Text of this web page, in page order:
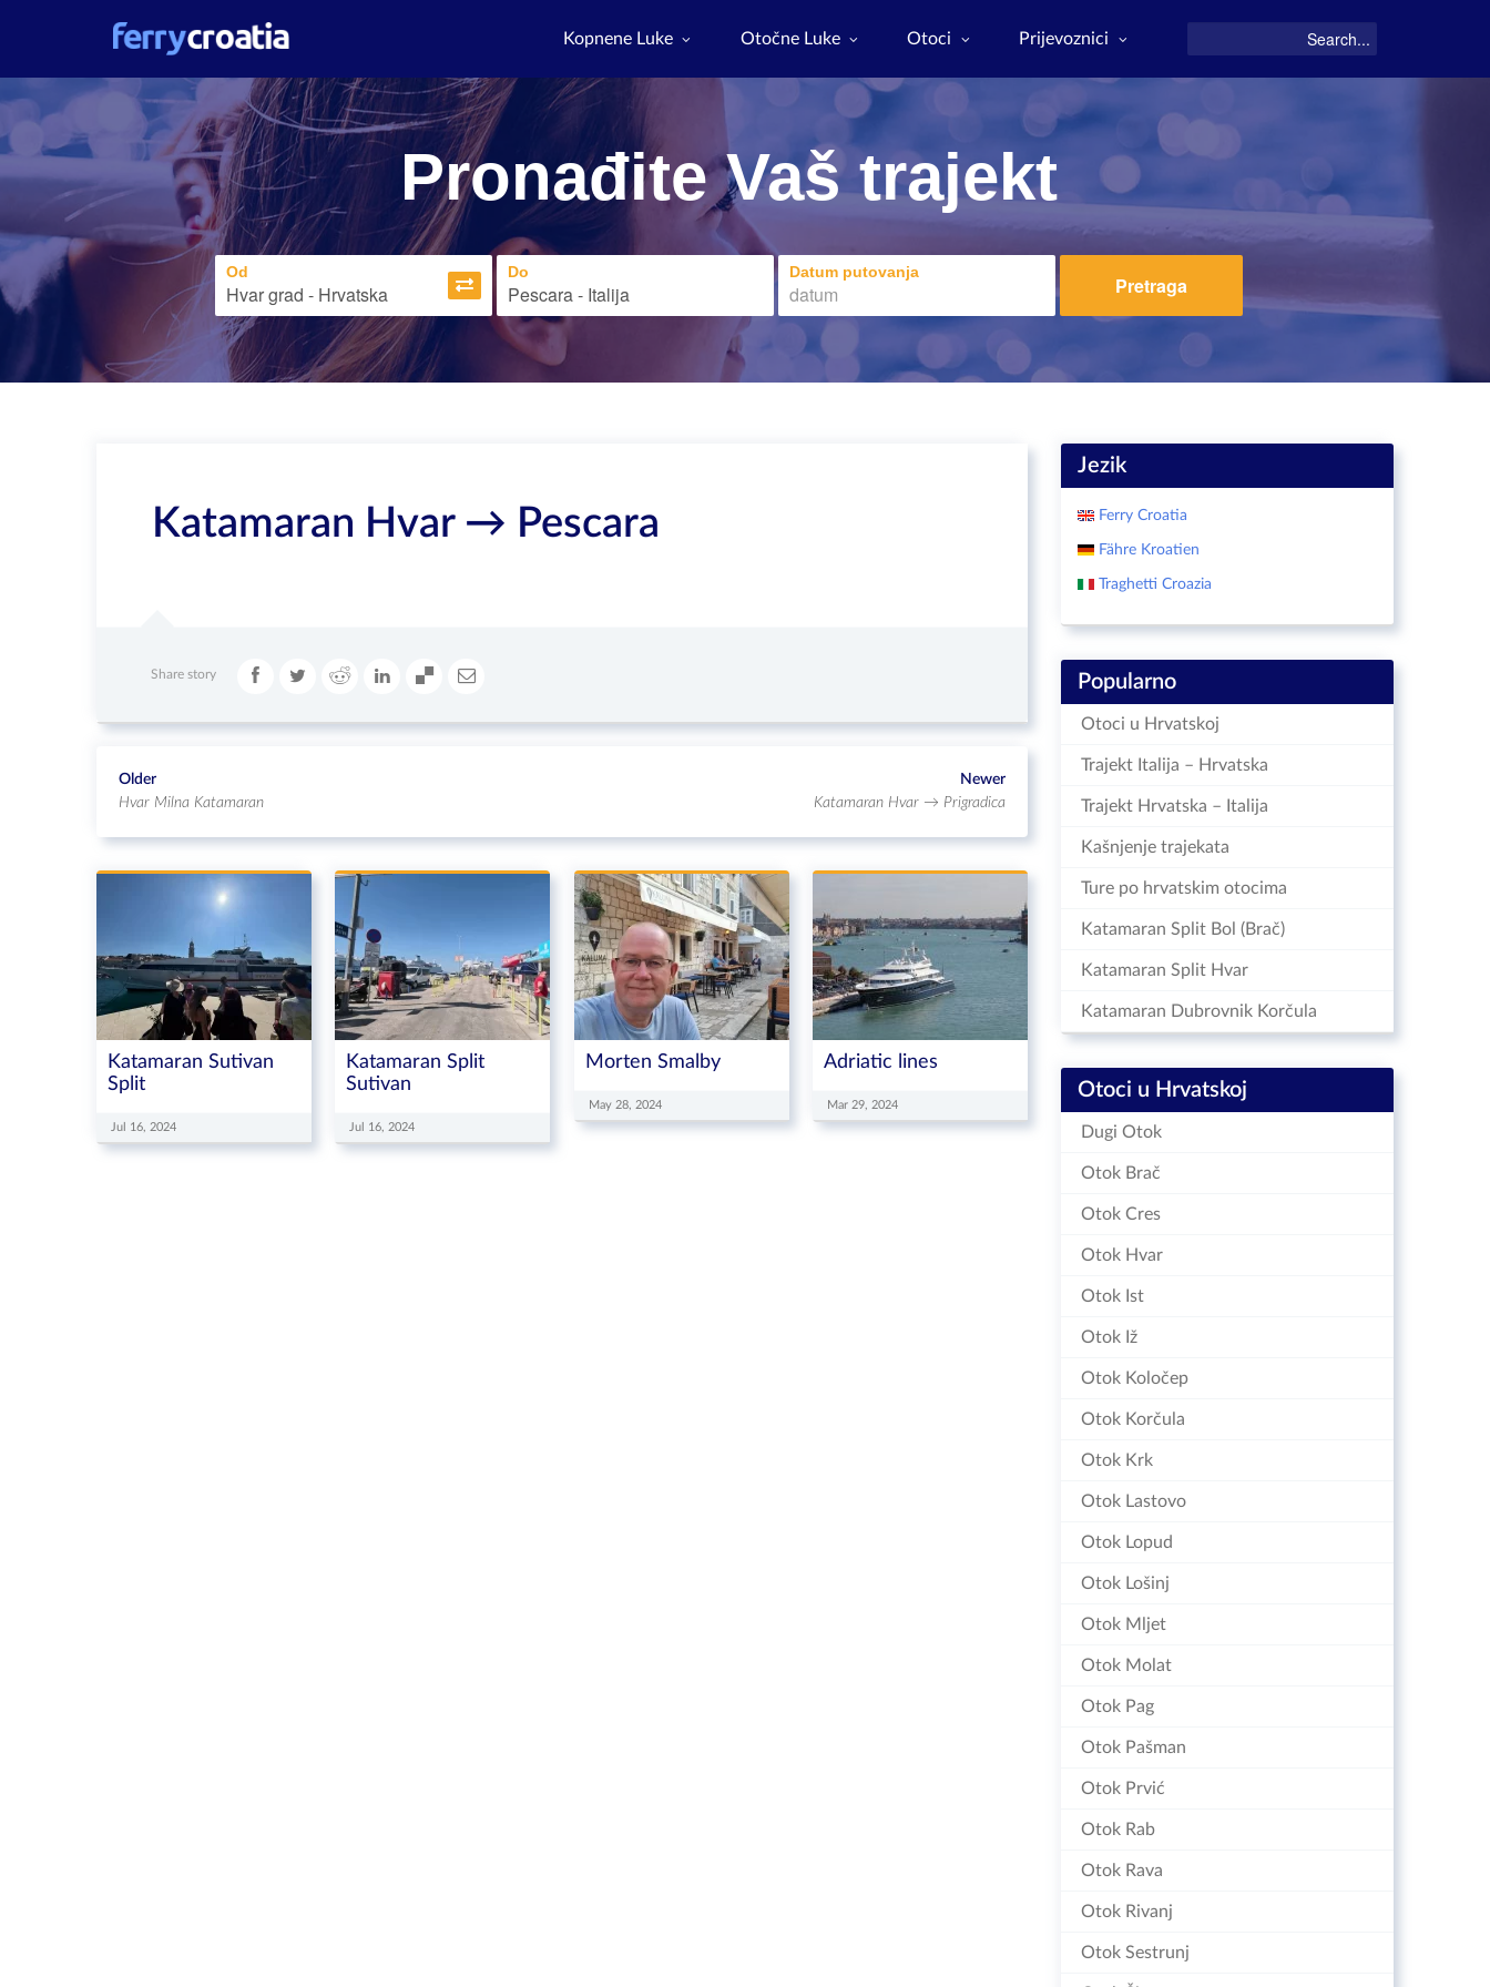
Kopnene Luke Otočne Luke Otoci Prijevoznici
Pronađite Vaš trajekt
Od Do Datum putovanja
Pretraga
Katamaran Hvar → Pescara
Share story
Older
Hvar Milna Katamaran
Newer
Katamaran Hvar → Prigradica
Katamaran Sutivan
Split
Jul 16, 2024
Katamaran Split
Sutivan
Jul 16, 2024
Morten Smalby
May 28, 2024
Adriatic lines
Mar 29, 2024
Jezik
Ferry Croatia
Fähre Kroatien
Traghetti Croazia
Popularno
Otoci u Hrvatskoj
Trajekt Italija – Hrvatska
Trajekt Hrvatska – Italija
Kašnjenje trajekata
Ture po hrvatskim otocima
Katamaran Split Bol (Brač)
Katamaran Split Hvar
Katamaran Dubrovnik Korčula
Otoci u Hrvatskoj
Dugi Otok
Otok Brač
Otok Cres
Otok Hvar
Otok Ist
Otok Iž
Otok Koločep
Otok Korčula
Otok Krk
Otok Lastovo
Otok Lopud
Otok Lošinj
Otok Mljet
Otok Molat
Otok Pag
Otok Pašman
Otok Prvić
Otok Rab
Otok Rava
Otok Rivanj
Otok Sestrunj